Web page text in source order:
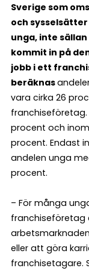
Sverige som
och sysselsätter
unga, inte
kommit in på
jobb i ett
beräknas
vara cirka 26
procent och
procent. Endast
andelen unga
procent.
– För många
franchiseföretag
eller att göra
franchisetagare.